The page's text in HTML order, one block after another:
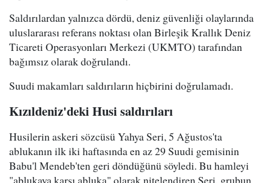
Saldırılardan yalnızca dördü, deniz güvenliği olaylarında
uluslararası referans noktası olan Birleşik Krallık Deniz
Ticareti Operasyonları Merkezi (UKMTO) tarafından
bağımsız olarak doğrulandı.
Suudi makamları saldırıların hiçbirini doğrulamadı.
Kızıldeniz'deki Husi saldırıları
Husilerin askeri sözcüsü Yahya Seri, 5 Ağustos'ta
ablukanın ilk iki haftasında en az 29 Suudi gemisinin
Babu'l Mendeb'ten geri döndüğünü söyledi. Bu hamleyi